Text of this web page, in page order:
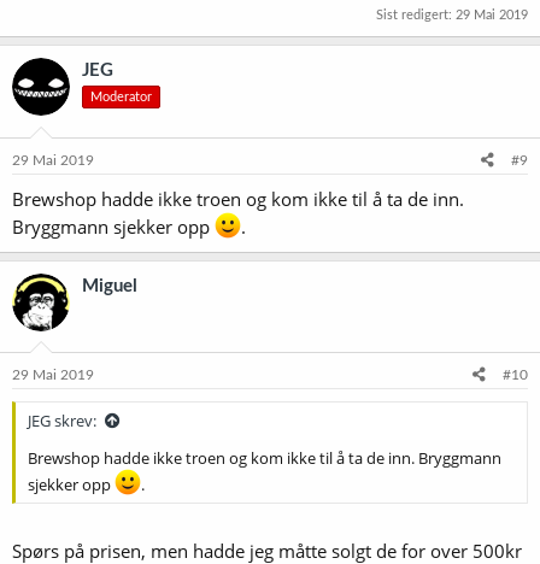
Sist redigert: 29 Mai 2019
JEG
Moderator
29 Mai 2019 #9
Brewshop hadde ikke troen og kom ikke til å ta de inn.
Bryggmann sjekker opp
.
Miguel
29 Mai 2019 #10
JEG skrev:
Brewshop hadde ikke troen og kom ikke til å ta de inn. Bryggmann
sjekker opp
.
Spørs på prisen, men hadde jeg måtte solgt de for over 500kr